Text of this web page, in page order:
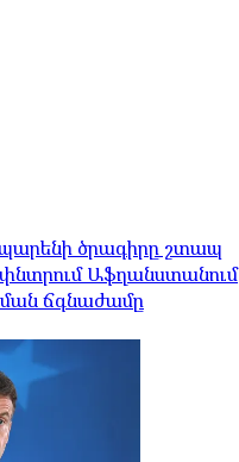
ծրագիրը շտապ
փնտրում Աֆղանստանում
ճգնաժամը